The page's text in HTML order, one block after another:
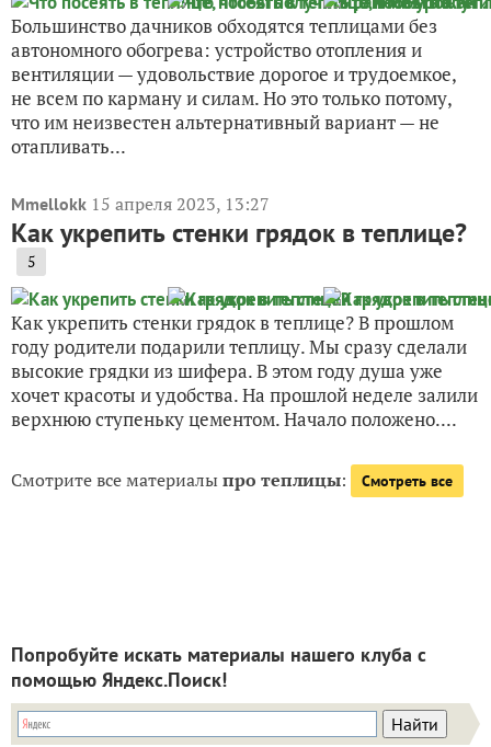
Большинство дачников обходятся теплицами без
автономного обогрева: устройство отопления и
вентиляции — удовольствие дорогое и трудоемкое,
не всем по карману и силам. Но это только потому,
что им неизвестен альтернативный вариант — не
отапливать...
Mmellokk 15 апреля 2023, 13:27
Как укрепить стенки грядок в теплице?
5
Как укрепить стенки грядок в теплице? В прошлом
году родители подарили теплицу. Мы сразу сделали
высокие грядки из шифера. В этом году душа уже
хочет красоты и удобства. На прошлой неделе залили
верхнюю ступеньку цементом. Начало положено....
Смотрите все материалыпро теплицы: Смотреть все
Попробуйте искать материалы нашего клуба с
помощью Яндекс.Поиск!